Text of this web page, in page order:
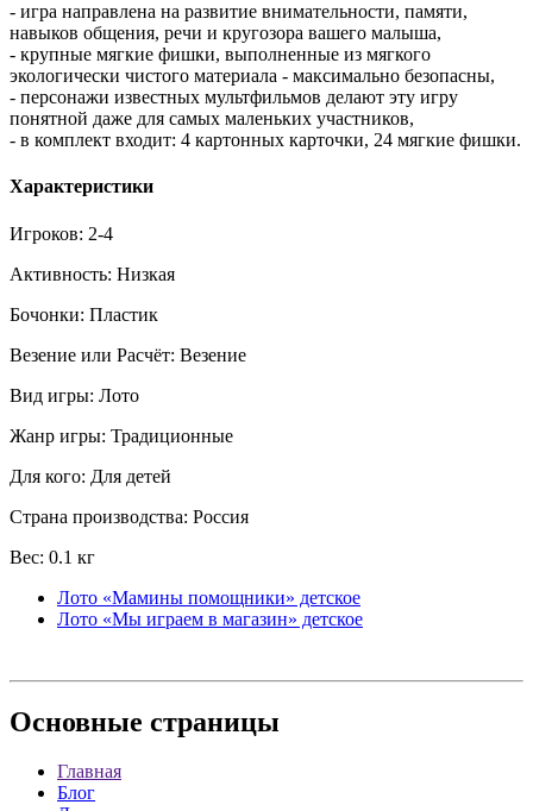
- игра направлена на развитие внимательности, памяти,
навыков общения, речи и кругозора вашего малыша,
- крупные мягкие фишки, выполненные из мягкого
экологически чистого материала - максимально безопасны,
- персонажи известных мультфильмов делают эту игру
понятной даже для самых маленьких участников,
- в комплект входит: 4 картонных карточки, 24 мягкие фишки.
Характеристики
Игроков: 2-4
Активность: Низкая
Бочонки: Пластик
Везение или Расчёт: Везение
Вид игры: Лото
Жанр игры: Традиционные
Для кого: Для детей
Страна производства: Россия
Вес: 0.1 кг
Лото «Мамины помощники» детское
Лото «Мы играем в магазин» детское
Основные страницы
Главная
Блог